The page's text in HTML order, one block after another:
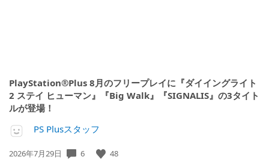
PlayStation®Plus 8月のフリープレイに『ダイイングライト
2 ステイ ヒューマン』『Big Walk』『SIGNALIS』の3タイト
ルが登場！
PS Plusスタッフ
公
2026年7月29日 6 48